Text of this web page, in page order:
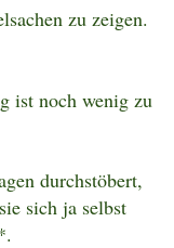
zu zeigen.
ist noch wenig zu
durchstöbert,
sich ja selbst